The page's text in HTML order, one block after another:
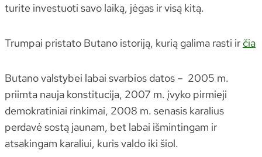
turite investuoti savo laiką, jėgas ir visą kitą.
Trumpai pristato Butano istoriją, kurią galima rasti ir čia
Butano valstybei labai svarbios datos – 2005 m.
priimta nauja konstitucija, 2007 m. įvyko pirmieji
demokratiniai rinkimai, 2008 m. senasis karalius
perdavė sostą jaunam, bet labai išmintingam ir
atsakingam karaliui, kuris valdo iki šiol.